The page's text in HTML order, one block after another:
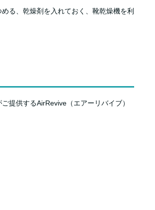
る、乾燥剤を入れておく、靴乾燥機を利
提供するAirRevive（エアーリバイブ）